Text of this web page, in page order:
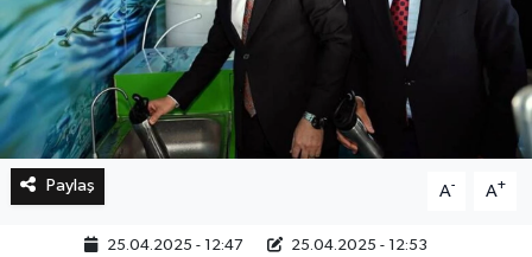
Paylaş A- A+
25.04.2025 - 12:47 25.04.2025 - 12:53